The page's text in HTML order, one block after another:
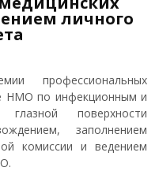
личного
профессиональных
НМО по инфекционным и
глазной поверхности
заполнением
комиссии и ведением